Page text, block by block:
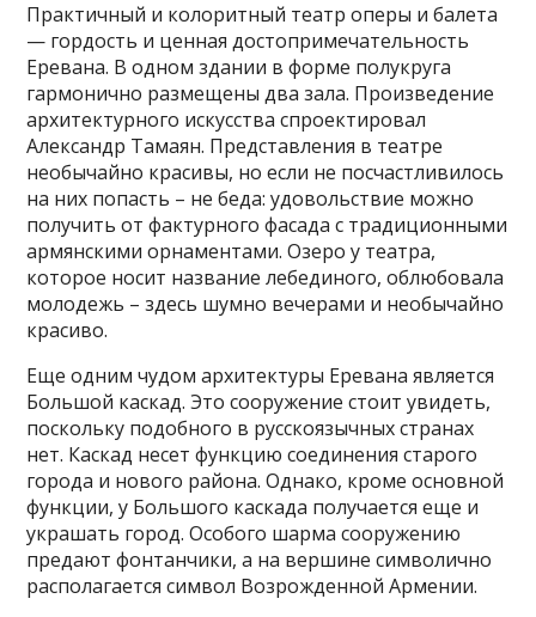
Практичный и колоритный театр оперы и балета
— гордость и ценная достопримечательность
Еревана. В одном здании в форме полукруга
гармонично размещены два зала. Произведение
архитектурного искусства спроектировал
Александр Тамаян. Представления в театре
необычайно красивы, но если не посчастливилось
на них попасть – не беда: удовольствие можно
получить от фактурного фасада с традиционными
армянскими орнаментами. Озеро у театра,
которое носит название лебединого, облюбовала
молодежь – здесь шумно вечерами и необычайно
красиво.
Еще одним чудом архитектуры Еревана является
Большой каскад. Это сооружение стоит увидеть,
поскольку подобного в русскоязычных странах
нет. Каскад несет функцию соединения старого
города и нового района. Однако, кроме основной
функции, у Большого каскада получается еще и
украшать город. Особого шарма сооружению
предают фонтанчики, а на вершине символично
располагается символ Возрожденной Армении.